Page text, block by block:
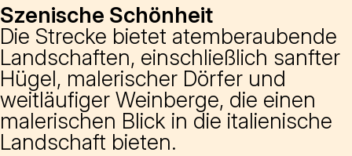
Szenische Schönheit
Die Strecke bietet atemberaubende
Landschaften, einschließlich sanfter
Hügel, malerischer Dörfer und
weitläufiger Weinberge, die einen
malerischen Blick in die italienische
Landschaft bieten.